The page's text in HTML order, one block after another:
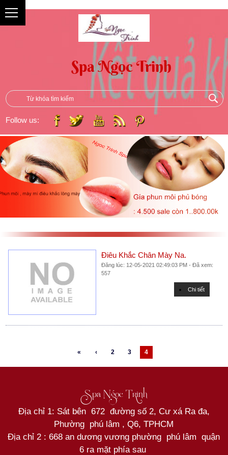
Follow us:
Điêu Khắc Chân Mày Na.
Đăng lúc: 12-05-2021 02:49:03 PM - Đã xem:
557
Chi tiết
« ‹ 2 3 4
Spa Ngọc Trinh
Địa chỉ 1: Sát bên 672 đường số 2, Cư xá Ra đa,
Phường phú lâm , Q6, TPHCM
Địa chỉ 2 : 668 an dương vương phường phú lâm quận
6 ra mặt phía sau